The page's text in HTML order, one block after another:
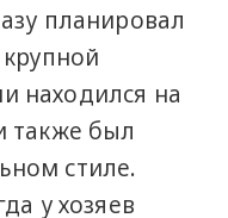
планировал
находился на
также был
стиле.
у хозяев